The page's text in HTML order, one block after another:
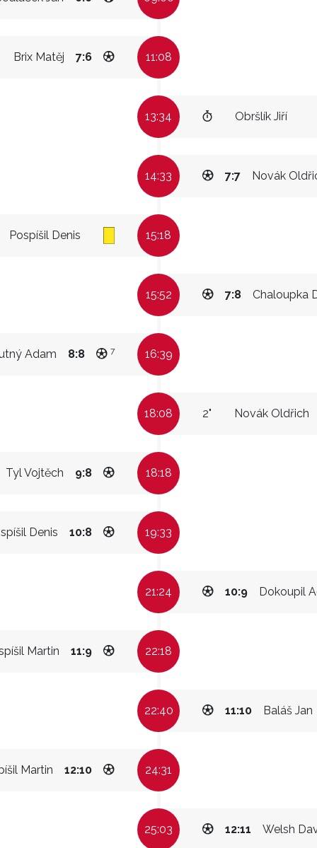
Brix Matěj 7:6 11:08
13:34 Obršlík Jiří
14:33 Novák
7:7
Pospíšil Denis 15:18
15:52 Chaloupka
7:8
Adam 8:8 7 16:39
18:08 Novák Oldřich
2"
Tyl Vojtěch 9:8 18:18
Denis 10:8 19:33
21:24 Dokoupil
10:9
Martin 11:9 22:18
22:40 Baláš Jan
11:10
Martin 12:10 24:31
25:03 Welsh
12:11